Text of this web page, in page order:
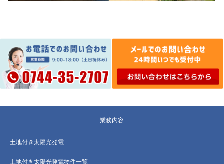
業務内容
土地付き太陽光発電
土地付き太陽光発電物件一覧